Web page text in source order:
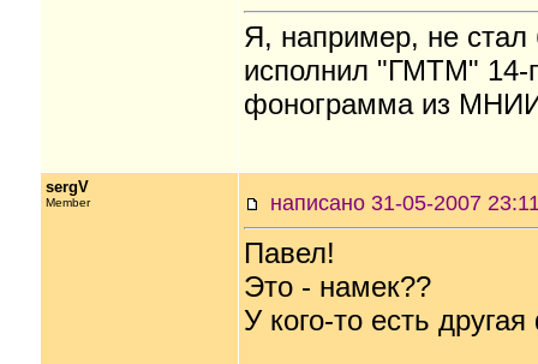
Я, например, не
исполнил "ГМТМ" 14-
фонограмма из
sergV
Member написано 31-05-2007
Павел!
Это - намек??
У кого-то есть